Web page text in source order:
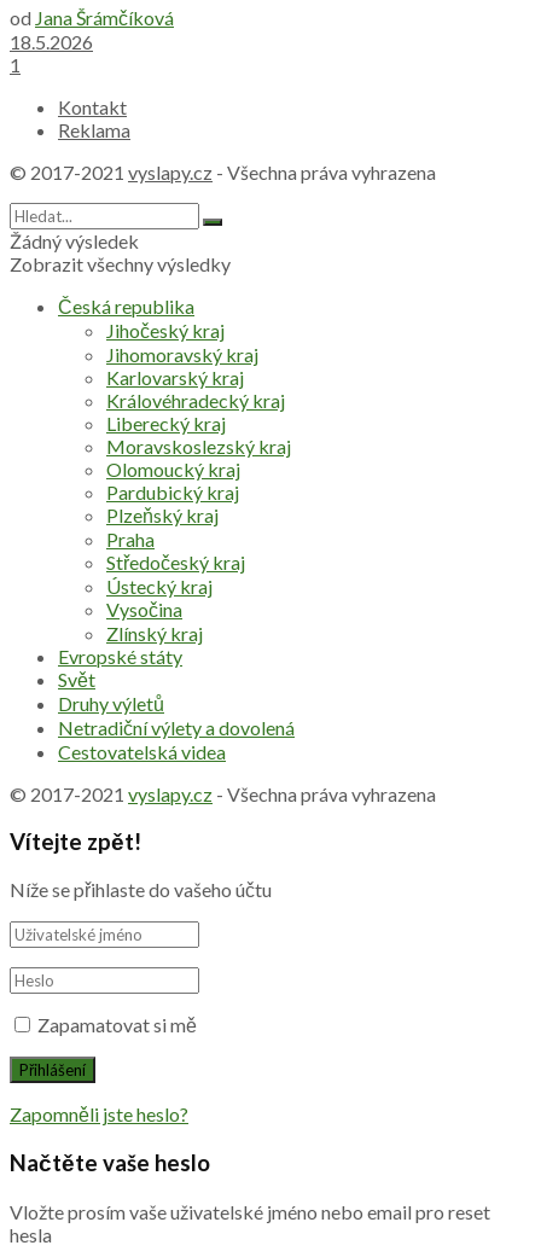
od Jana Šrámčíková
18.5.2026
1
Kontakt
Reklama
© 2017-2021 vyslapy.cz - Všechna práva vyhrazena
Žádný výsledek
Zobrazit všechny výsledky
Česká republika
Jihočeský kraj
Jihomoravský kraj
Karlovarský kraj
Královéhradecký kraj
Liberecký kraj
Moravskoslezský kraj
Olomoucký kraj
Pardubický kraj
Plzeňský kraj
Praha
Středočeský kraj
Ústecký kraj
Vysočina
Zlínský kraj
Evropské státy
Svět
Druhy výletů
Netradiční výlety a dovolená
Cestovatelská videa
© 2017-2021 vyslapy.cz - Všechna práva vyhrazena
Vítejte zpět!
Níže se přihlaste do vašeho účtu
Zapamatovat si mě
Zapomněli jste heslo?
Načtěte vaše heslo
Vložte prosím vaše uživatelské jméno nebo email pro reset
hesla